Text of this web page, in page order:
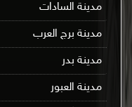
مدينة السادات
مدينة برج العرب
مدينة بدر
مدينة العبور